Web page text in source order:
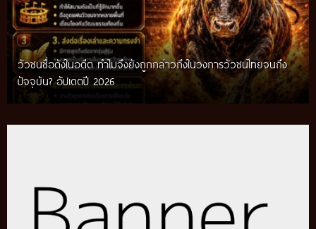
วัวชนชื่อดังในอดีต ทำไมจึงยังถูกกล่าวถึงในวงการวัวชนไทยจนถึง
ปัจจุบัน? อัปเดตปี 2026
กติกาวัวชนสมัยก่อน วิถีการแข่งขันดั้งเดิมที่สืบทอดผ่านภูมิปัญญา
ท้องถิ่น อัปเดตปี 2026